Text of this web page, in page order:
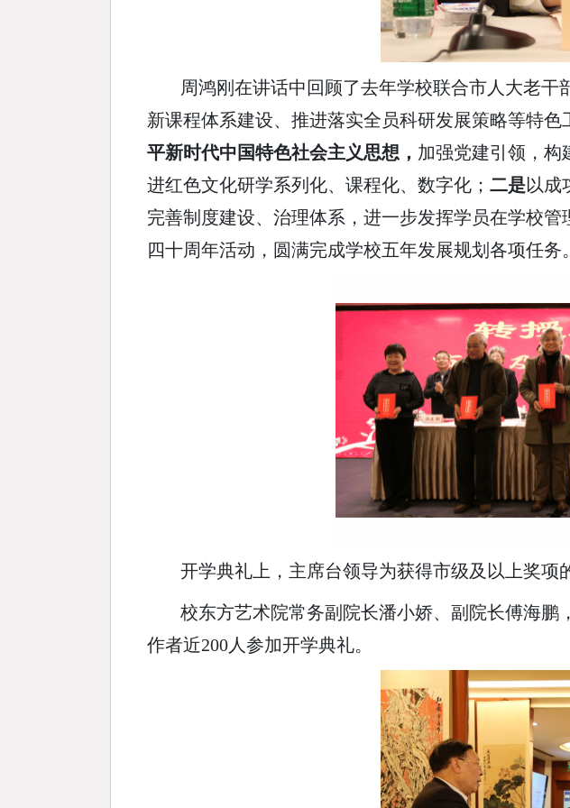
周鸿刚在讲话中回顾了去年学校联合市人大老
新课程体系建设、推进落实全员科研发展策略等特色
平新时代中国特色社会主义思想， 加强党建引领，构
进红色文化研学系列化、课程化、数字化； 二是以成
完善制度建设、治理体系，进一步发挥学员在学校管
四十周年活动，圆满完成学校五年发展规划各项任务。
开学典礼上，主席台领导为获得市级及以上奖项
校东方艺术院常务副院长潘小娇、副院长傅海
作者近200人参加开学典礼。